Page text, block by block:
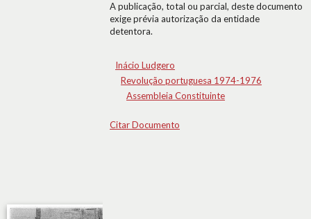
A publicação, total ou parcial, deste documento
exige prévia autorização da entidade
detentora.
Inácio Ludgero
Revolução portuguesa 1974-1976
Assembleia Constituinte
Citar Documento